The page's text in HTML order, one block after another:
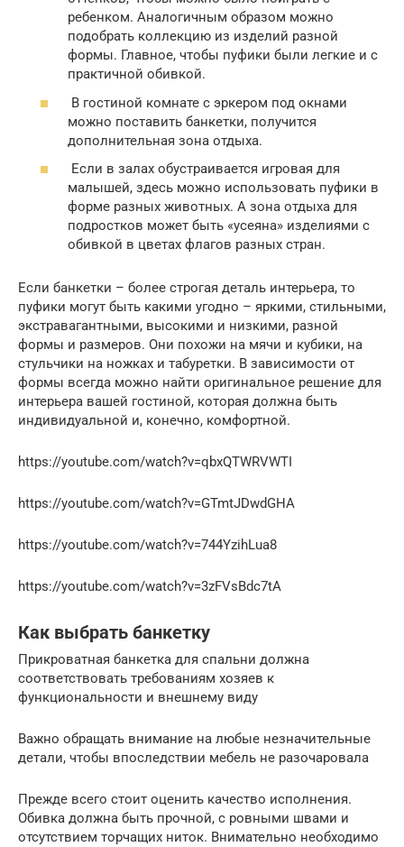
ребенком. Аналогичным образом можно
подобрать коллекцию из изделий разной
формы. Главное, чтобы пуфики были легкие и с
практичной обивкой.
В гостиной комнате с эркером под окнами
можно поставить банкетки, получится
дополнительная зона отдыха.
Если в залах обустраивается игровая для
малышей, здесь можно использовать пуфики в
форме разных животных. А зона отдыха для
подростков может быть «усеяна» изделиями с
обивкой в цветах флагов разных стран.
Если банкетки – более строгая деталь интерьера, то
пуфики могут быть какими угодно – яркими, стильными,
экстравагантными, высокими и низкими, разной
формы и размеров. Они похожи на мячи и кубики, на
стульчики на ножках и табуретки. В зависимости от
формы всегда можно найти оригинальное решение для
интерьера вашей гостиной, которая должна быть
индивидуальной и, конечно, комфортной.
https://youtube.com/watch?v=qbxQTWRVWTI
https://youtube.com/watch?v=GTmtJDwdGHA
https://youtube.com/watch?v=744YzihLua8
https://youtube.com/watch?v=3zFVsBdc7tA
Как выбрать банкетку
Прикроватная банкетка для спальни должна
соответствовать требованиям хозяев к
функциональности и внешнему виду
Важно обращать внимание на любые незначительные
детали, чтобы впоследствии мебель не разочаровала
Прежде всего стоит оценить качество исполнения.
Обивка должна быть прочной, с ровными швами и
отсутствием торчащих ниток. Внимательно необходимо